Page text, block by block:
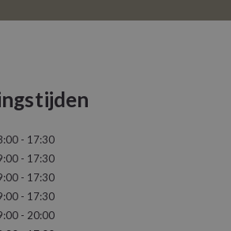
- 17:30
- 17:30
- 17:30
- 17:30
- 20:00